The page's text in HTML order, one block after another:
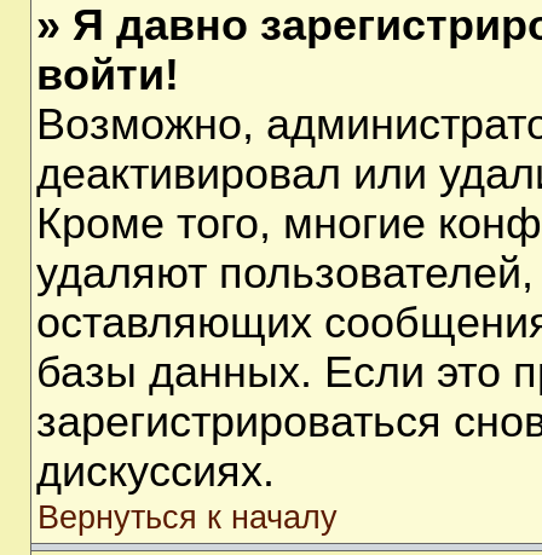
» Я давно
войти!
Возможно,
деактивировал или
Кроме того, многие
удаляют
оставляющих
базы данных. Если это
зарегистрироваться
дискуссиях.
Вернуться к началу